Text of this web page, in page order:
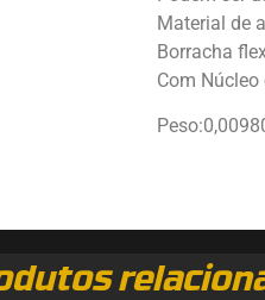
Material de
Borracha
Com Núcleo